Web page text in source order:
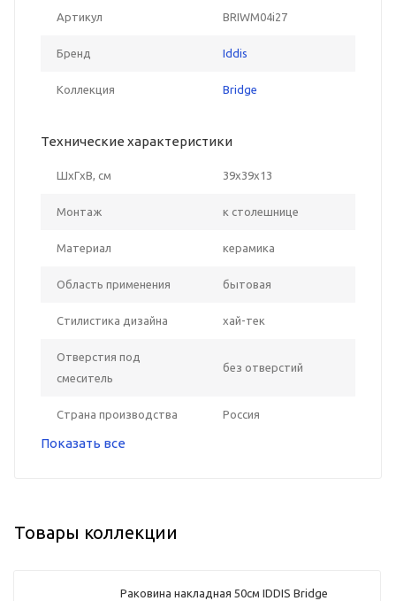
Артикул BRIWM04i27
Бренд Iddis
Коллекция Bridge
Технические характеристики
ШxГxВ, см 39x39x13
Монтаж к столешнице
Материал керамика
Область применения бытовая
Стилистика дизайна хай-тек
Отверстия под
смеситель
без отверстий
Страна производства Россия
Показать все
Товары коллекции
Раковина накладная 50см IDDIS Bridge